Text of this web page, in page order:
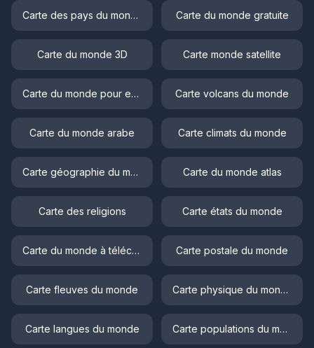
Carte des pays du monde Carte du monde gratuite
Carte du monde 3D Carte monde satellite
Carte du monde pour enfant Carte volcans du monde
Carte du monde arabe Carte climats du monde
Carte géographie du monde Carte du monde atlas
Carte des religions Carte états du monde
Carte du monde à télécharger Carte postale du monde
Carte fleuves du monde Carte physique du monde
Carte langues du monde Carte populations du monde